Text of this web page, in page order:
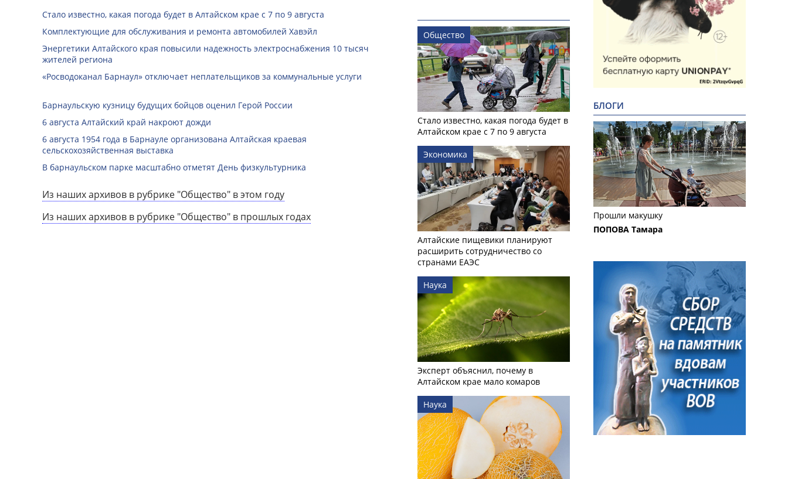
Стало известно, какая погода будет в Алтайском крае с 7 по 9 августа
Комплектующие для обслуживания и ремонта автомобилей Хавэйл
Энергетики Алтайского края повысили надежность электроснабжения 10 тысяч
жителей региона
«Росводоканал Барнаул» отключает неплательщиков за коммунальные услуги
Барнаульскую кузницу будущих бойцов оценил Герой России
6 августа Алтайский край накроют дожди
6 августа 1954 года в Барнауле организована Алтайская краевая
сельскохозяйственная выставка
В барнаульском парке масштабно отметят День физкультурника
Из наших архивов в рубрике "Общество" в этом году
Из наших архивов в рубрике "Общество" в прошлых годах
Общество
Стало известно, какая погода будет в
Алтайском крае с 7 по 9 августа
Экономика
Алтайские пищевики планируют
расширить сотрудничество со
странами ЕАЭС
Наука
Эксперт объяснил, почему в
Алтайском крае мало комаров
Наука
БЛОГИ
Прошли макушку
ПОПОВА Тамара